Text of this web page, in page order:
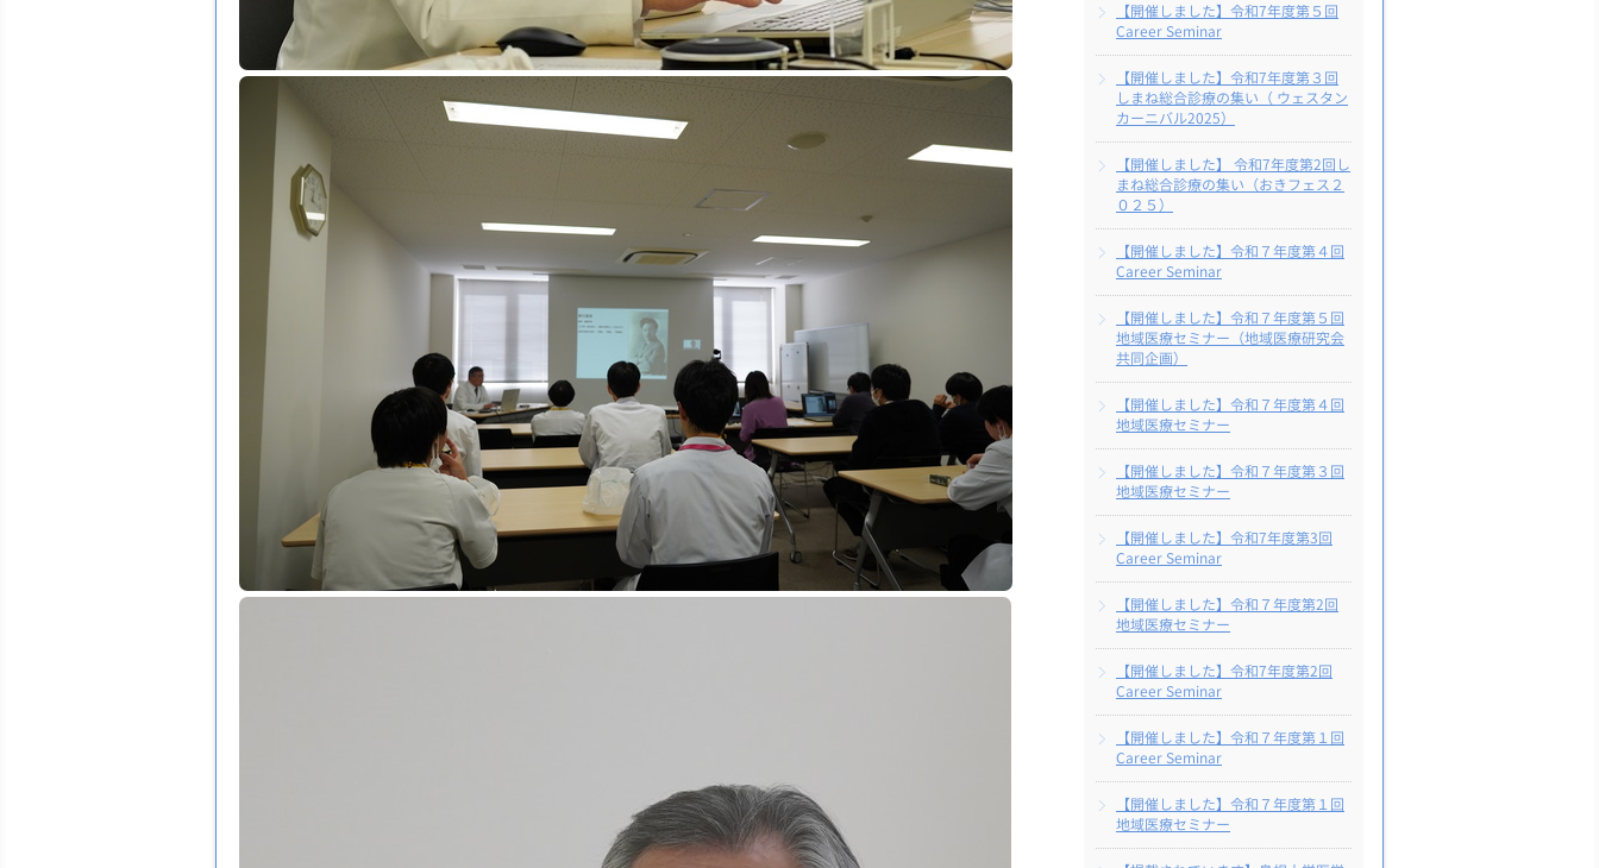
【開催しました】令和7年度第５回
Career Seminar
【開催しました】令和7年度第３回
しまね総合診療の集い（ ウェスタン
カーニバル2025）
【開催しました】 令和7年度第2回し
まね総合診療の集い（おきフェス２
０２５）
【開催しました】令和７年度第４回
Career Seminar
【開催しました】令和７年度第５回
地域医療セミナー（地域医療研究会
共同企画）
【開催しました】令和７年度第４回
地域医療セミナー
【開催しました】令和７年度第３回
地域医療セミナー
【開催しました】令和7年度第3回
Career Seminar
【開催しました】令和７年度第2回
地域医療セミナー
【開催しました】令和7年度第2回
Career Seminar
【開催しました】令和７年度第１回
Career Seminar
【開催しました】令和７年度第１回
地域医療セミナー